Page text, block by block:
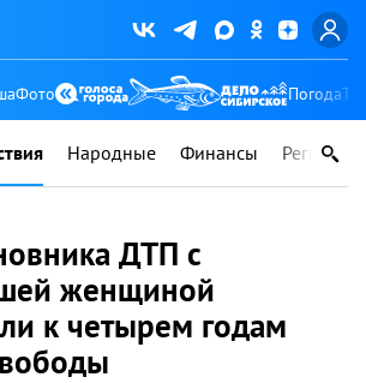
Фото Погода
Народные Финансы Регионы
ДТП с
женщиной
к четырем годам